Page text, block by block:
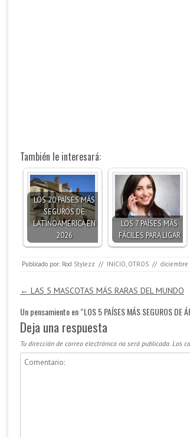
También le interesará:
LOS 20 PAÍSES MÁS
SEGUROS DE
LATINOAMÉRICA EN
2026
LOS 7 PAÍSES MÁS
FÁCILES PARA LIGAR
Publicado por: Rod Stylezz // INICIO, OTROS // diciembre
Navegación de entradas
← LAS 5 MASCOTAS MÁS RARAS DEL MUNDO
Un pensamiento en “LOS 5 PAÍSES MÁS SEGUROS DE
Deja una respuesta
Tu dirección de correo electrónico no será publicada. Los